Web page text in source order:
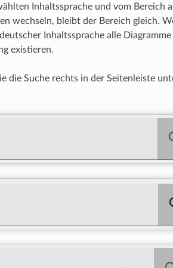
Inhaltssprache und vom Bereich
wechseln, bleibt der Bereich gleich.
Inhaltssprache alle Diagramme
existieren.
die Suche rechts in der Seitenleiste